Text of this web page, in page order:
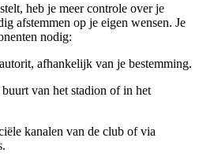
heb je meer controle over je
afstemmen op je eigen wensen. Je
nodig:
afhankelijk van je bestemming.
van het stadion of in het
kanalen van de club of via